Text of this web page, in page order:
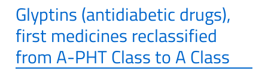
Glyptins (antidiabetic drugs),
first medicines reclassified
from A-PHT Class to A Class